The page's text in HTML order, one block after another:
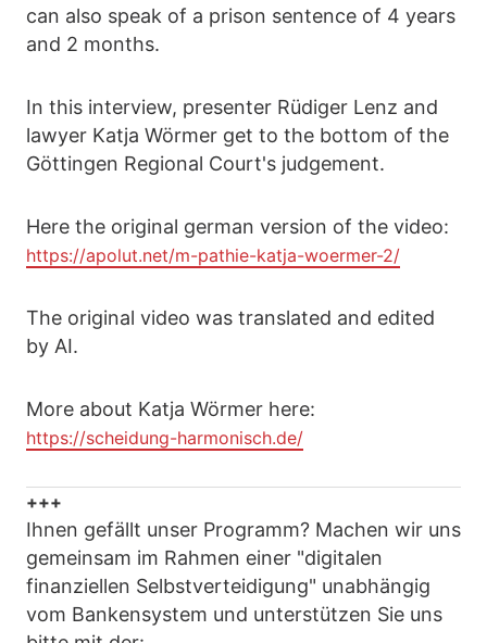
can also speak of a prison sentence of 4 years
and 2 months.
In this interview, presenter Rüdiger Lenz and
lawyer Katja Wörmer get to the bottom of the
Göttingen Regional Court's judgement.
Here the original german version of the video:
https://apolut.net/m-pathie-katja-woermer-2/
The original video was translated and edited
by AI.
More about Katja Wörmer here:
https://scheidung-harmonisch.de/
+++
Ihnen gefällt unser Programm? Machen wir uns
gemeinsam im Rahmen einer "digitalen
finanziellen Selbstverteidigung" unabhängig
vom Bankensystem und unterstützen Sie uns